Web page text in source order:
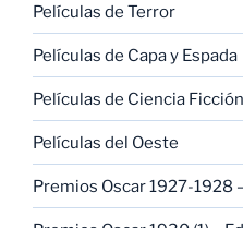
Películas de Terror
Películas de Capa y Espada
Películas de Ciencia Ficción
Películas del Oeste
Premios Oscar 1927-1928